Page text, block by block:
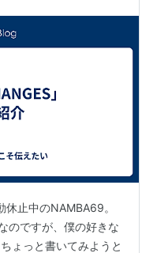
止中のNAMBA69。
のですが、僕の好きな
ょっと書いてみようと